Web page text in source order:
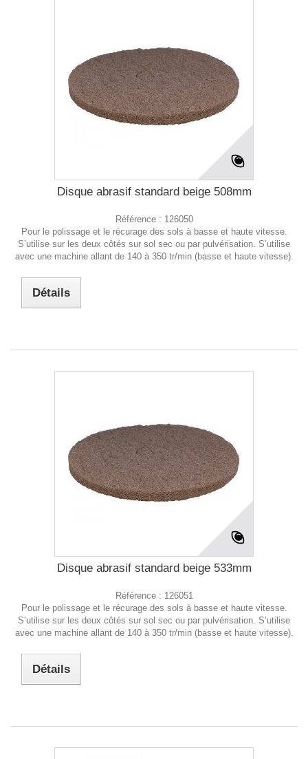
Disque abrasif standard beige 508mm
Référence : 126050
Pour le polissage et le récurage des sols à basse et haute vitesse.
S’utilise sur les deux côtés sur sol sec ou par pulvérisation. S’utilise
avec une machine allant de 140 à 350 tr/min (basse et haute vitesse).
Détails
Disque abrasif standard beige 533mm
Référence : 126051
Pour le polissage et le récurage des sols à basse et haute vitesse.
S’utilise sur les deux côtés sur sol sec ou par pulvérisation. S’utilise
avec une machine allant de 140 à 350 tr/min (basse et haute vitesse).
Détails